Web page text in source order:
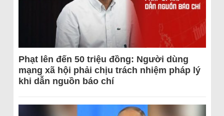
Phạt lên đến 50 triệu đồng: Người dùng
mạng xã hội phải chịu trách nhiệm pháp lý
khi dẫn nguồn báo chí